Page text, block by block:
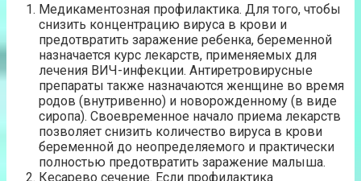
Медикаментозная профилактика. Для того, чтобы
снизить концентрацию вируса в крови и
предотвратить заражение ребенка, беременной
назначается курс лекарств, применяемых для
лечения ВИЧ-инфекции. Антиретровирусные
препараты также назначаются женщине во время
родов (внутривенно) и новорожденному (в виде
сиропа). Своевременное начало приема лекарств
позволяет снизить количество вируса в крови
беременной до неопределяемого и практически
полностью предотвратить заражение малыша.
Кесарево сечение. Если профилактика